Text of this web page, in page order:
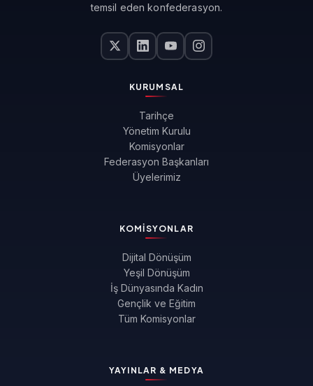
temsil eden konfederasyon.
KURUMSAL
Tarihçe
Yönetim Kurulu
Komisyonlar
Federasyon Başkanları
Üyelerimiz
KOMISYONLAR
Dijital Dönüşüm
Yeşil Dönüşüm
İş Dünyasında Kadın
Gençlik ve Eğitim
Tüm Komisyonlar
YAYINLAR & MEDYA